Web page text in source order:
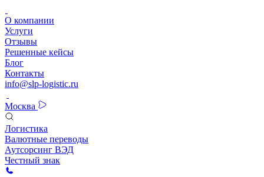
О компании
Услуги
Отзывы
Решенные кейсы
Блог
Контакты
info@slp-logistic.ru
Москва
Логистика
Валютные переводы
Аутсорсинг ВЭД
Честный знак